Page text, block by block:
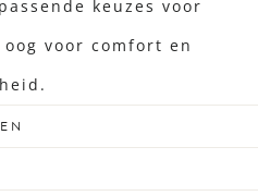
keuzes voor
voor comfort en